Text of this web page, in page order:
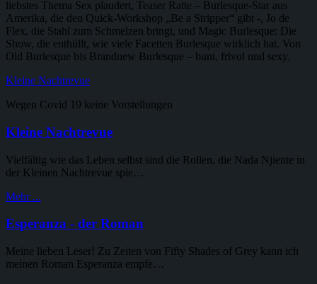
liebstes Thema Sex plaudert, Teaser Ratte – Burlesque-Star aus
Amerika, die den Quick-Workshop „Be a Stripper“ gibt -, Jo de
Flex, die Stahl zum Schmelzen bringt, und Magic Burlesque: Die
Show, die enthüllt, wie viele Facetten Burlesque wirklich hat. Von
Old Burlesque bis Brandnew Burlesque – bunt, frivol und sexy.
Kleine Nachtrevue
Wegen Covid 19 keine Vorstellungen
Kleine Nachtrevue
Vielfältig wie das Leben selbst sind die Rollen, die Nada Njiente in
der Kleinen Nachtrevue spie…
Mehr ...
Esperanza - der Roman
Meine lieben Leser! Zu Zeiten von Fifty Shades of Grey kann ich
meinen Roman Esperanza empfe…